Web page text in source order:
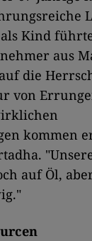
Kind
aus
die
von
kommen
auf Öl,